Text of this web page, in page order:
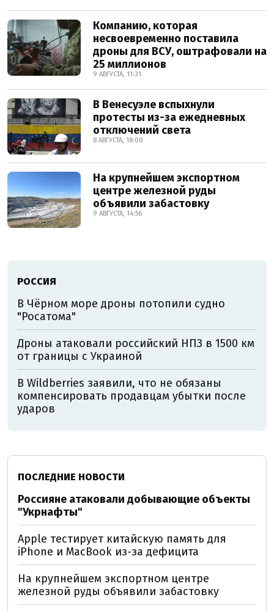
Компанию, которая
несвоевременно поставила
дроны для ВСУ, оштрафовали на
25 миллионов
9 АВГУСТА, 11:31
В Венесуэле вспыхнули
протесты из-за ежедневных
отключений света
8 АВГУСТА, 18:00
На крупнейшем экспортном
центре железной руды
объявили забастовку
9 АВГУСТА, 14:56
РОССИЯ
В Чёрном море дроны потопили судно
"Росатома"
Дроны атаковали российский НПЗ в 1500 км
от границы с Украиной
В Wildberries заявили, что не обязаны
компенсировать продавцам убытки после
ударов
ПОСЛЕДНИЕ НОВОСТИ
Россияне атаковали добывающие объекты
"Укрнафты"
Apple тестирует китайскую память для
iPhone и MacBook из-за дефицита
На крупнейшем экспортном центре
железной руды объявили забастовку